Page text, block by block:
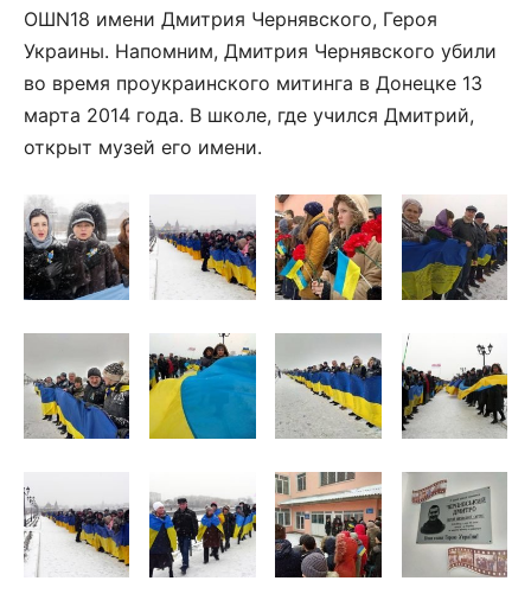
ОШN18 имени Дмитрия Чернявского, Героя
Украины. Напомним, Дмитрия Чернявского убили
во время проукраинского митинга в Донецке 13
марта 2014 года. В школе, где учился Дмитрий,
открыт музей его имени.